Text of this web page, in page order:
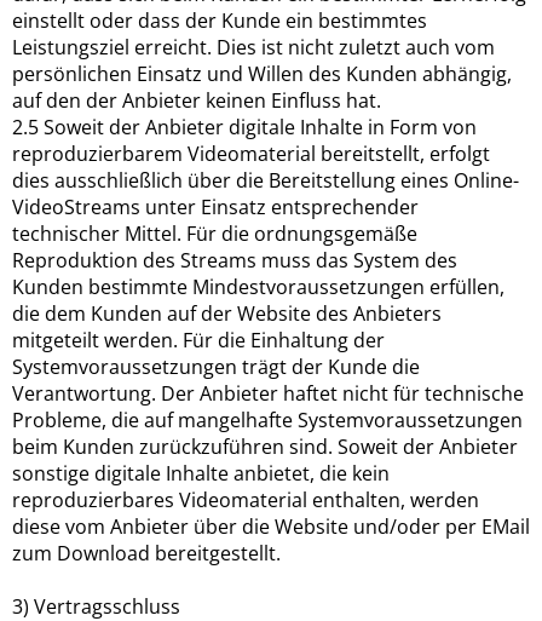
einstellt oder dass der Kunde ein bestimmtes
Leistungsziel erreicht. Dies ist nicht zuletzt auch vom
persönlichen Einsatz und Willen des Kunden abhängig,
auf den der Anbieter keinen Einfluss hat.
2.5 Soweit der Anbieter digitale Inhalte in Form von
reproduzierbarem Videomaterial bereitstellt, erfolgt
dies ausschließlich über die Bereitstellung eines Online-
VideoStreams unter Einsatz entsprechender
technischer Mittel. Für die ordnungsgemäße
Reproduktion des Streams muss das System des
Kunden bestimmte Mindestvoraussetzungen erfüllen,
die dem Kunden auf der Website des Anbieters
mitgeteilt werden. Für die Einhaltung der
Systemvoraussetzungen trägt der Kunde die
Verantwortung. Der Anbieter haftet nicht für technische
Probleme, die auf mangelhafte Systemvoraussetzungen
beim Kunden zurückzuführen sind. Soweit der Anbieter
sonstige digitale Inhalte anbietet, die kein
reproduzierbares Videomaterial enthalten, werden
diese vom Anbieter über die Website und/oder per EMail
zum Download bereitgestellt.
3) Vertragsschluss